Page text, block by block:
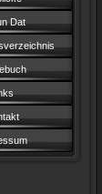
Dat